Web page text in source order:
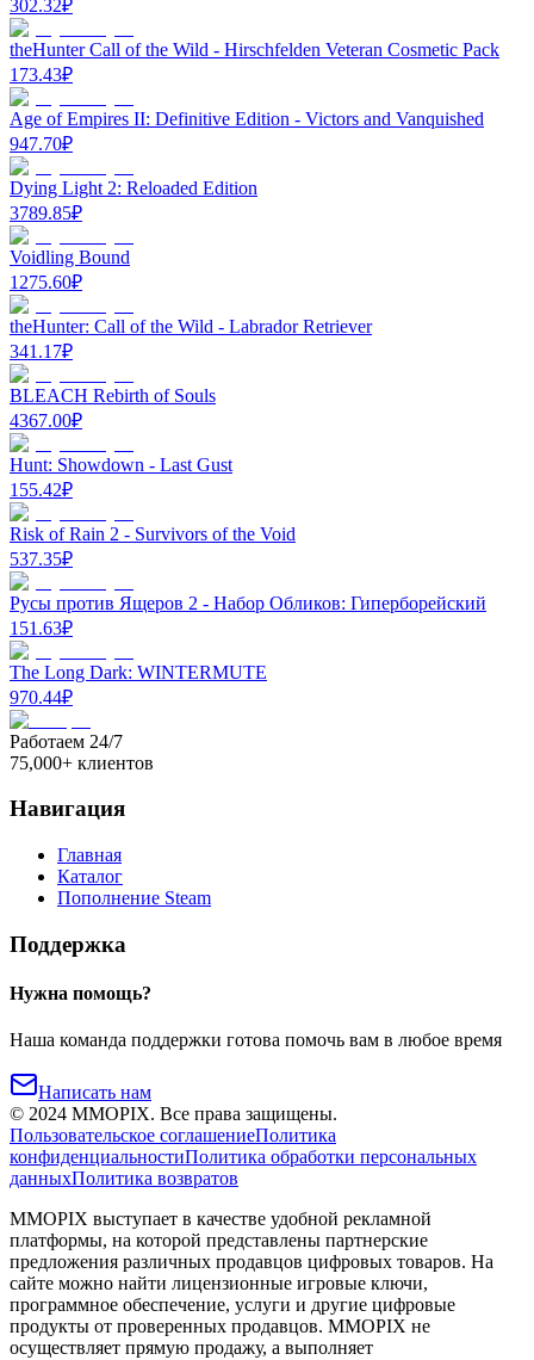
302.32₽
theHunter Call of the Wild - Hirschfelden Veteran Cosmetic Pack
173.43₽
Age of Empires II: Definitive Edition - Victors and Vanquished
947.70₽
Dying Light 2: Reloaded Edition
3789.85₽
Voidling Bound
1275.60₽
theHunter: Call of the Wild - Labrador Retriever
341.17₽
BLEACH Rebirth of Souls
4367.00₽
Hunt: Showdown - Last Gust
155.42₽
Risk of Rain 2 - Survivors of the Void
537.35₽
Русы против Ящеров 2 - Набор Обликов: Гиперборейский
151.63₽
The Long Dark: WINTERMUTE
970.44₽
Работаем 24/7
75,000+ клиентов
Навигация
Главная
Каталог
Пополнение Steam
Поддержка
Нужна помощь?
Наша команда поддержки готова помочь вам в любое время
Написать нам
© 2024 MMOPIX. Все права защищены.
Пользовательское соглашениеПолитика
конфиденциальностиПолитика обработки персональных
данныхПолитика возвратов
MMOPIX выступает в качестве удобной рекламной
платформы, на которой представлены партнерские
предложения различных продавцов цифровых товаров. На
сайте можно найти лицензионные игровые ключи,
программное обеспечение, услуги и другие цифровые
продукты от проверенных продавцов. MMOPIX не
осуществляет прямую продажу, а выполняет